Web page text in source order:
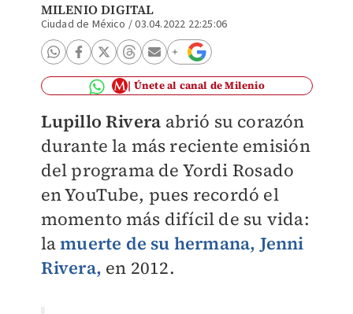
MILENIO DIGITAL
Ciudad de México /03.04.2022 22:25:06
Únete al canal de Milenio
Lupillo Rivera abrió su corazón
durante la más reciente emisión
del programa de Yordi Rosado
en YouTube, pues recordó el
momento más difícil de su vida:
lamuerte de su hermana, Jenni
Rivera, en 2012.